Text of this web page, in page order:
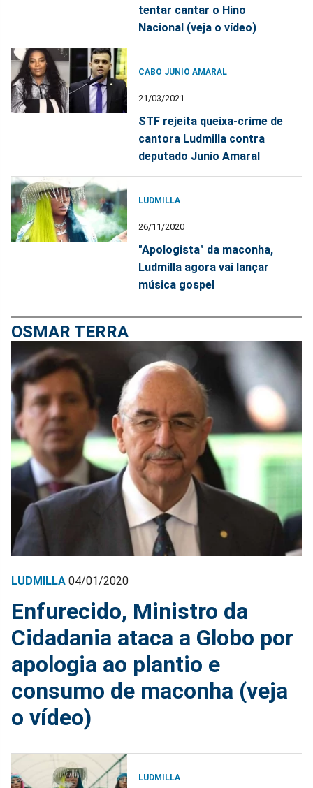
tentar cantar o Hino
Nacional (veja o vídeo)
CABO JUNIO AMARAL
21/03/2021
STF rejeita queixa-crime de
cantora Ludmilla contra
deputado Junio Amaral
LUDMILLA
26/11/2020
"Apologista" da maconha,
Ludmilla agora vai lançar
música gospel
OSMAR TERRA
LUDMILLA 04/01/2020
Enfurecido, Ministro da
Cidadania ataca a Globo por
apologia ao plantio e
consumo de maconha (veja
o vídeo)
LUDMILLA